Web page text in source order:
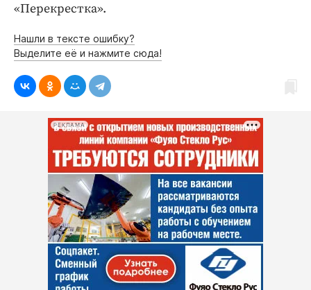
«Перекрестка».
Нашли в тексте ошибку?
Выделите её и нажмите сюда!
РЕКЛАМА